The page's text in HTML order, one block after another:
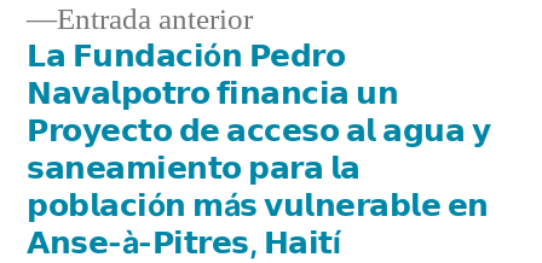
Entrada anterior
𝗟𝗮 𝗙𝘂𝗻𝗱𝗮𝗰𝗶ó𝗻 𝗣𝗲𝗱𝗿𝗼
𝗡𝗮𝘃𝗮𝗹𝗽𝗼𝘁𝗿𝗼 𝗳𝗶𝗻𝗮𝗻𝗰𝗶𝗮 𝘂𝗻
𝗣𝗿𝗼𝘆𝗲𝗰𝘁𝗼 𝗱𝗲 𝗮𝗰𝗰𝗲𝘀𝗼 𝗮𝗹 𝗮𝗴𝘂𝗮 𝘆
𝘀𝗮𝗻𝗲𝗮𝗺𝗶𝗲𝗻𝘁𝗼 𝗽𝗮𝗿𝗮 𝗹𝗮
𝗽𝗼𝗯𝗹𝗮𝗰𝗶ó𝗻 𝗺á𝘀 𝘃𝘂𝗹𝗻𝗲𝗿𝗮𝗯𝗹𝗲 𝗲𝗻
𝗔𝗻𝘀𝗲-à-𝗣𝗶𝘁𝗿𝗲𝘀, 𝗛𝗮𝗶𝘁í